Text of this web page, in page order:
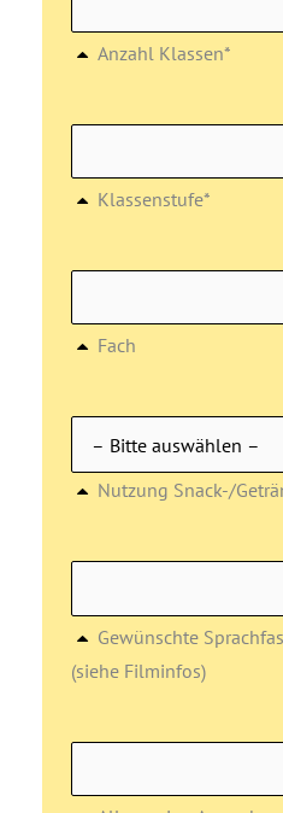
Anzahl Klassen*
Klassenstufe*
Fach
Nutzung Snack-/
Gewünschte
(siehe Filminfos)